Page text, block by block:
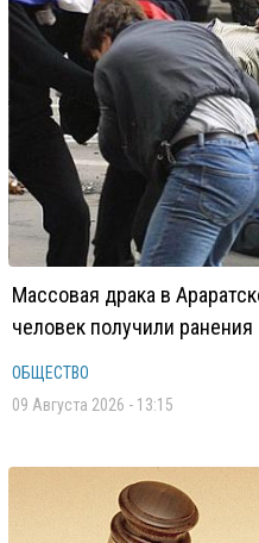
Массовая драка в
человек получили ранения
ОБЩЕСТВО
09 Августа 2026 - 13:15